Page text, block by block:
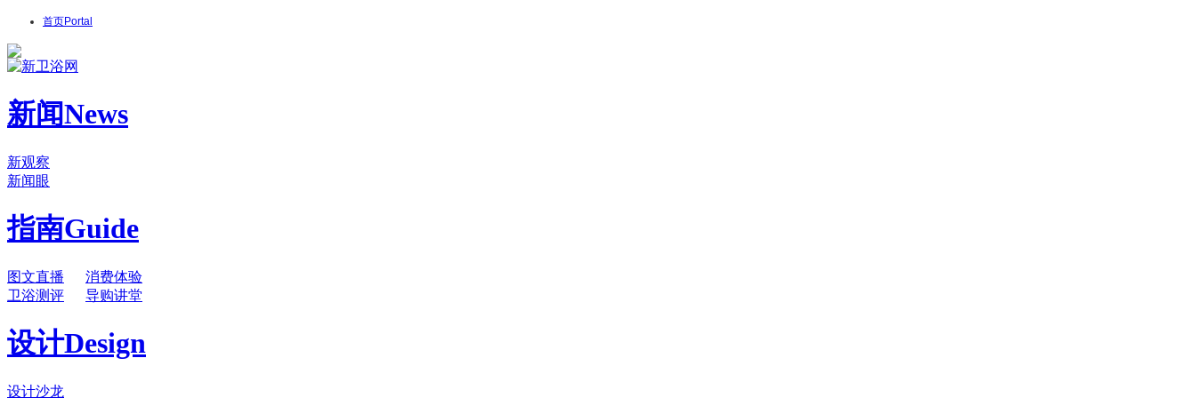
首页Portal
新闻News
新观察
新闻眼
指南Guide
图文直播
消费体验
卫浴测评
导购讲堂
设计Design
设计沙龙